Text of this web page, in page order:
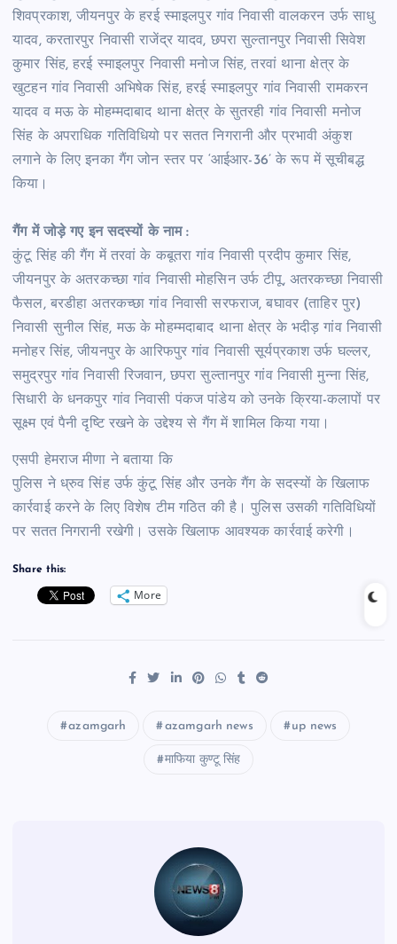
शिवप्रकाश, जीयनपुर के हरई स्माइलपुर गांव निवासी वालकरन उर्फ साधु
यादव, करतारपुर निवासी राजेंद्र यादव, छपरा सुल्तानपुर निवासी सिवेश
कुमार सिंह, हरई स्माइलपुर निवासी मनोज सिंह, तरवां थाना क्षेत्र के
खुटहन गांव निवासी अभिषेक सिंह, हरई स्माइलपुर गांव निवासी रामकरन
यादव व मऊ के मोहम्मदाबाद थाना क्षेत्र के सुतरही गांव निवासी मनोज
सिंह के अपराधिक गतिविधियो पर सतत निगरानी और प्रभावी अंकुश
लगाने के लिए इनका गैंग जोन स्तर पर ‘आईआर-36’ के रूप में सूचीबद्ध
किया।
गैंग में जोड़े गए इन सदस्यों के नाम :
कुंटू सिंह की गैंग में तरवां के कबूतरा गांव निवासी प्रदीप कुमार सिंह,
जीयनपुर के अतरकच्छा गांव निवासी मोहसिन उर्फ टीपू, अतरकच्छा निवासी
फैसल, बरडीहा अतरकच्छा गांव निवासी सरफराज, बघावर (ताहिर पुर)
निवासी सुनील सिंह, मऊ के मोहम्मदाबाद थाना क्षेत्र के भदीड़ गांव निवासी
मनोहर सिंह, जीयनपुर के आरिफपुर गांव निवासी सूर्यप्रकाश उर्फ घल्लर,
समुद्रपुर गांव निवासी रिजवान, छपरा सुल्तानपुर गांव निवासी मुन्ना सिंह,
सिधारी के धनकपुर गांव निवासी पंकज पांडेय को उनके क्रिया-कलापों पर
सूक्ष्म एवं पैनी दृष्टि रखने के उद्देश्य से गैंग में शामिल किया गया।
एसपी हेमराज मीणा ने बताया कि
पुलिस ने ध्रुव सिंह उर्फ कुंटू सिंह और उनके गैंग के सदस्यों के खिलाफ
कार्रवाई करने के लिए विशेष टीम गठित की है। पुलिस उसकी गतिविधियों
पर सतत निगरानी रखेगी। उसके खिलाफ आवश्यक कार्रवाई करेगी।
Share this:
More
azamgarh azamgarh news up news
माफिया कुण्टू सिंह